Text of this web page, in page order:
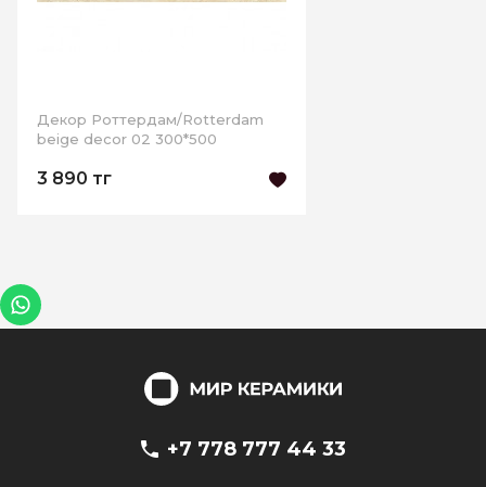
Декор Роттердам/Rotterdam
beige decor 02 300*500
3 890 тг
+7 778 777 44 33